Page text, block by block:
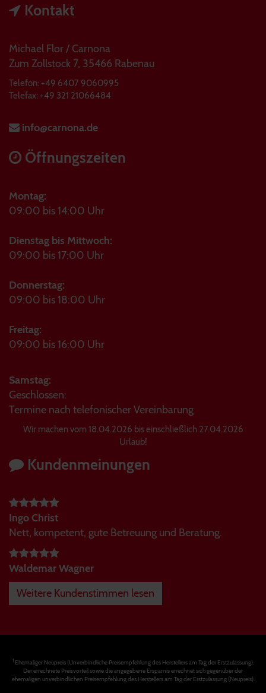
Kontakt
Michael Flor / Carnona
Zum Zollstock 7, 35466 Rabenau
Telefon: +49 6407 9060995
Telefax: +49 321 21066484
info@carnona.de
Öffnungszeiten
Montag:
09:00 bis 14:00 Uhr
Dienstag bis Mittwoch:
09:00 bis 17:00 Uhr
Donnerstag:
09:00 bis 18:00 Uhr
Freitag:
09:00 bis 16:00 Uhr
Samstag:
Geschlossen:
Termine nach telefonischer Vereinbarung
Wir machen vom 18.04.2026 bis einschließlich 27.04.2026
Urlaub!
Kundenmeinungen
Ingo Christ
Nett, kompetent, gute Betreuung und Beratung.
Waldemar Wagner
Weitere Kundenstimmen lesen
1Ehemaliger Neupreis (Unverbindliche Preisempfehlung des Herstellers am Tag der Erstzulassung).
Der errechnete Preisvorteil sowie die angegebene Ersparnis errechnet sich gegenüber der
ehemaligen unverbindlichen Preisempfehlung des Herstellers am Tag der Erstzulassung (Neupreis).